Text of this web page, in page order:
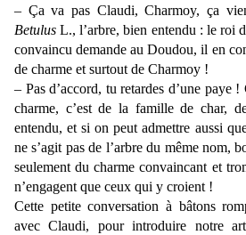
– Ça va pas Claudi, Charmoy, ça
Betulus L., l’arbre, bien entendu : le roi
convaincu demande au Doudou, il en
de charme et surtout de Charmoy !
– Pas d’accord, tu retardes d’une paye
charme, c’est de la famille de char,
entendu, et si on peut admettre aussi
ne s’agit pas de l’arbre du même nom,
seulement du charme convaincant et
n’engagent que ceux qui y croient !
Cette petite conversation à bâtons
avec Claudi, pour introduire notre